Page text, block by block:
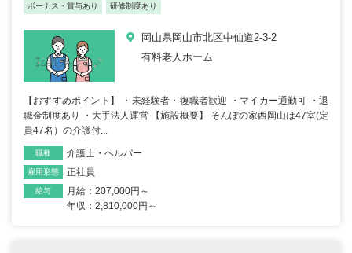
ボーナス・賞与あり 研修制度あり
岡山県岡山市北区中仙道2-3-2
有料老人ホーム
【おすすめポイント】 ・未経験者・復職者歓迎 ・マイカー通勤可 ・退
職金制度あり ・大手法人運営 【施設概要】 そんぽの家西岡山は47室(定
員47名）の介護付...
職種 介護士・ヘルパー
雇用形態 正社員
給与
月給：207,000円～
年収：2,810,000円～